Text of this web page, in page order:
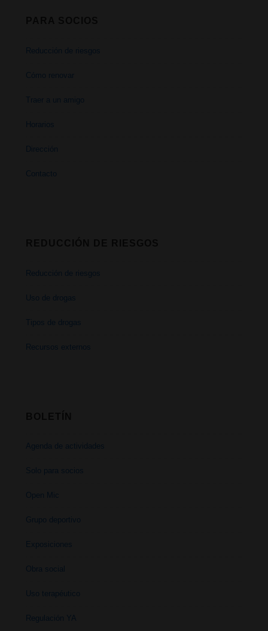
Reducción de riesgos
Cómo renovar
Traer a un amigo
Horarios
Dirección
Contacto
Reducción de riesgos
Uso de drogas
Tipos de drogas
Recursos externos
Agenda de actividades
Solo para socios
Open Mic
Grupo deportivo
Exposiciones
Obra social
Uso terapéutico
Regulación YA